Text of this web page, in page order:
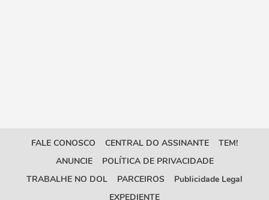
FALE CONOSCO CENTRAL DO ASSINANTE
TEM!
ANUNCIE
POLÍTICA DE PRIVACIDADE
TRABALHE NO DOL
PARCEIROS
Publicidade Legal
EXPEDIENTE